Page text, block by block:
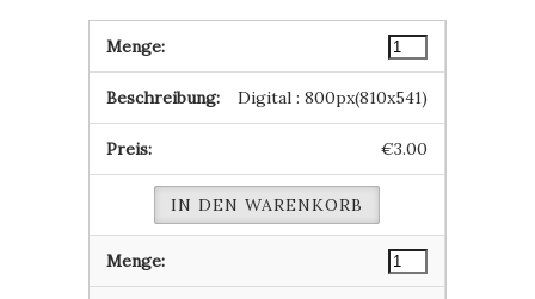
Digital : 800px(810x541)
€3.00
IN DEN WARENKORB